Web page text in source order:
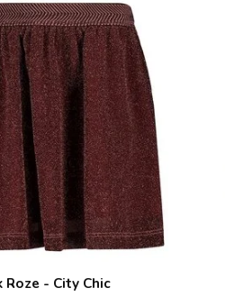
Roze - City Chic